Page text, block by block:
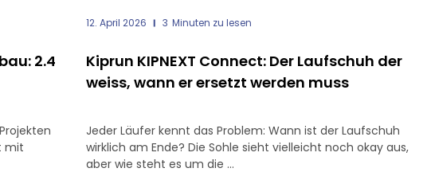
2.4
mit
12. April 2026 3 Minuten zu lesen
Kiprun KIPNEXT Connect: Der Laufschuh der
weiss, wann er ersetzt werden muss
Jeder Läufer kennt das Problem: Wann ist der Laufschuh
wirklich am Ende? Die Sohle sieht vielleicht noch okay aus,
aber wie steht es um die ...